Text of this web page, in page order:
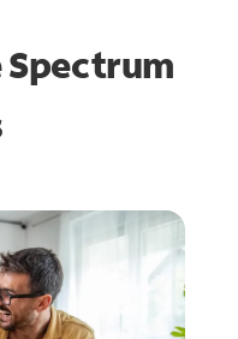
Spectrum